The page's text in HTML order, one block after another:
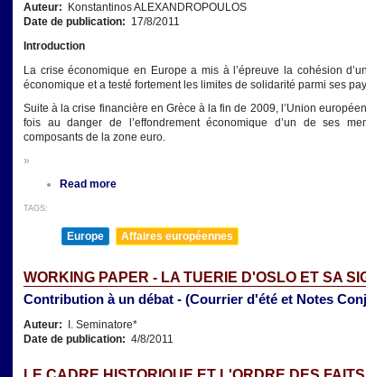
Auteur:
Konstantinos ALEXANDROPOULOS
Date de publication: 17/8/2011
Introduction
La crise économique en Europe a mis à l’épreuve la cohésion
économique et a testé fortement les limites de solidarité parmi ses
Suite à la crise financière en Grèce à la fin de 2009, l’Union
fois au danger de l’effondrement économique d’un de ses
composants de la zone euro.
»
Read more
TAGS:
Europe Affaires européennes
WORKING PAPER - LA TUERIE D'OSLO ET SA
Contribution à un débat - (Courrier d'été et Notes
Auteur:
I. Seminatore*
Date de publication: 4/8/2011